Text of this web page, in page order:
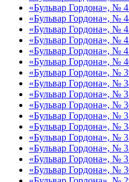
«Бульвар Гордона», №
«Бульвар Гордона», №
«Бульвар Гордона», №
«Бульвар Гордона», №
«Бульвар Гордона», №
«Бульвар Гордона», №
«Бульвар Гордона», №
«Бульвар Гордона», №
«Бульвар Гордона», №
«Бульвар Гордона», №
«Бульвар Гордона», №
«Бульвар Гордона», №
«Бульвар Гордона», №
«Бульвар Гордона», №
«Бульвар Гордона», №
«Бульвар Гордона», №